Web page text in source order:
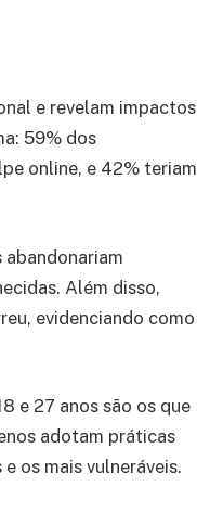
e revelam impactos
59% dos
online, e 42% teriam
Além disso,
evidenciando como
e 27 anos são os que
adotam práticas
os mais vulneráveis.